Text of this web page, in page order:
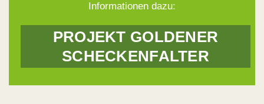
Informationen dazu:
PROJEKT GOLDENER
SCHECKENFALTER